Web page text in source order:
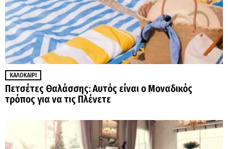
ΚΑΛΟΚΑΊΡΙ
Πετσέτες Θαλάσσης: Αυτός είναι ο Μοναδικός
τρόπος για να τις Πλένετε